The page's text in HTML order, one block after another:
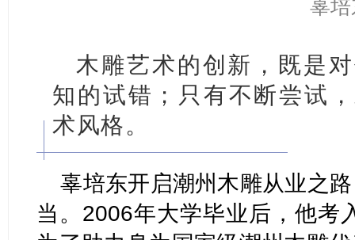
辜
木雕艺术的创新，既是
知的试错；只有不断尝试
术风格。
辜培东开启潮州木雕从业之
当。2006年大学毕业后，他考